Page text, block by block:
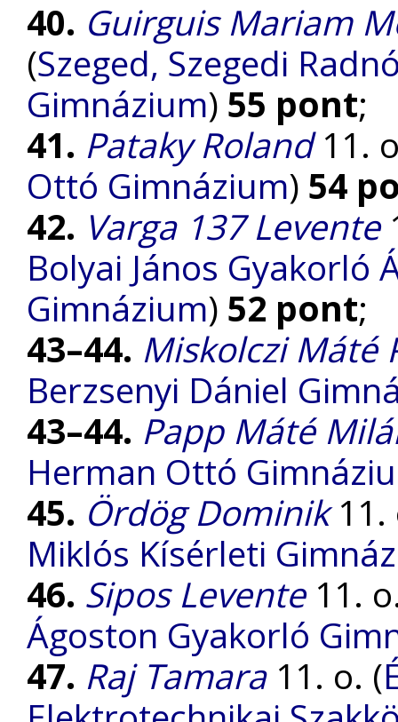
40. Guirguis Mariam
(Szeged, Szegedi
Gimnázium) 55 pont;
41. Pataky Roland11.
Ottó Gimnázium) 54
42. Varga 137 Levente
Bolyai János Gyakorló
Gimnázium) 52 pont;
43–44. Miskolczi Máté
Berzsenyi Dániel
43–44. Papp Máté
Herman Ottó
45. Ördög Dominik11.
Miklós Kísérleti
46. Sipos Levente11.
Ágoston Gyakorló
47. Raj Tamara11. o. (